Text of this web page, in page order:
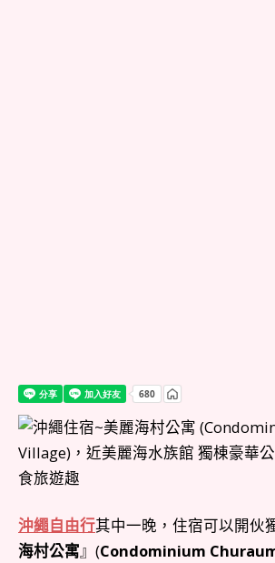
沖繩自由行其中一晚，住宿可以開伙
海村公寓』(Condominium